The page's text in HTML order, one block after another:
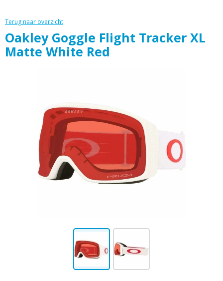
Terug naar overzicht
Oakley Goggle Flight Tracker XL
Matte White Red